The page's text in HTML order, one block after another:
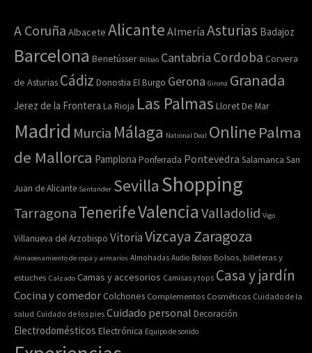
A Coruña Albacete Alicante Almería Asturias Badajoz
Barcelona Benetússer Bilbao Cantabria Cordoba Corvera
de Asturias Cádiz Donostia El Burgo Gerona Girona Granada
Jerez de la Frontera La Rioja Las Palmas Lloret De Mar
Madrid Murcia Málaga National Deal Online Palma
de Mallorca Pamplona Ponferrada Pontevedra Salamanca San
Juan de Alicante Santander Sevilla Shopping
TarragonaTenerifeValencia Valladolid Vigo
Villanueva del Arzobispo VitoriaVizcaya Zaragoza
Almacenamiento de ropa y armarios Almohadas Audio Bolsos Bolsos, billeteras y
estuches Calzado Camas y accesorios Camisas y tops Casa y jardín
Cocina y comedor Colchones Complementos Cosméticos Cuidado de la
salud Cuidado de los pies Cuidado personal Decoración
Electrodomésticos Electrónica Equipo de sonido